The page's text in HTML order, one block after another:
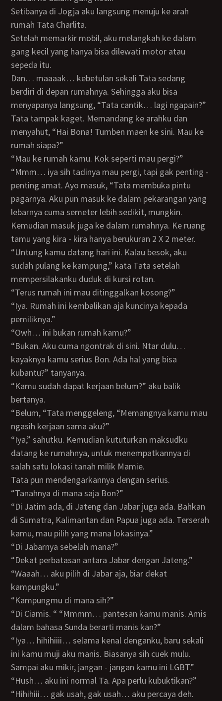
Setibanya di Jogja aku langsung menuju ke arah
rumah Tata Charlita.
Setelah memarkir mobil, aku melangkah ke dalam
gang kecil yang hanya bisa dilewati motor atau
sepeda itu.
Dan… maaaak… kebetulan sekali Tata sedang
berdiri di depan rumahnya. Sehingga aku bisa
menyapanya langsung, “Tata cantik… lagi ngapain?”
Tata tampak kaget. Memandang ke arahku dan
menyahut, “Hai Bona! Tumben maen ke sini. Mau ke
rumah siapa?”
“Mau ke rumah kamu. Kok seperti mau pergi?”
“Mmm… iya sih tadinya mau pergi, tapi gak penting -
penting amat. Ayo masuk, “Tata membuka pintu
pagarnya. Aku pun masuk ke dalam pekarangan yang
lebarnya cuma semeter lebih sedikit, mungkin.
Kemudian masuk juga ke dalam rumahnya. Ke ruang
tamu yang kira - kira hanya berukuran 2 X 2 meter.
“Untung kamu datang hari ini. Kalau besok, aku
sudah pulang ke kampung,” kata Tata setelah
mempersilakanku duduk di kursi rotan.
“Terus rumah ini mau ditinggalkan kosong?”
“Iya. Rumah ini kembalikan aja kuncinya kepada
pemiliknya.”
“Owh… ini bukan rumah kamu?”
“Bukan. Aku cuma ngontrak di sini. Ntar dulu…
kayaknya kamu serius Bon. Ada hal yang bisa
kubantu?” tanyanya.
“Kamu sudah dapat kerjaan belum?” aku balik
bertanya.
“Belum, “Tata menggeleng, “Memangnya kamu mau
ngasih kerjaan sama aku?”
“Iya,” sahutku. Kemudian kututurkan maksudku
datang ke rumahnya, untuk menempatkannya di
salah satu lokasi tanah milik Mamie.
Tata pun mendengarkannya dengan serius.
“Tanahnya di mana saja Bon?”
“Di Jatim ada, di Jateng dan Jabar juga ada. Bahkan
di Sumatra, Kalimantan dan Papua juga ada. Terserah
kamu, mau pilih yang mana lokasinya.”
“Di Jabarnya sebelah mana?”
“Dekat perbatasan antara Jabar dengan Jateng.”
“Waaah… aku pilih di Jabar aja, biar dekat
kampungku.”
“Kampungmu di mana sih?”
“Di Ciamis. “ “Mmmm… pantesan kamu manis. Amis
dalam bahasa Sunda berarti manis kan?”
“Iya… hihihiiii… selama kenal denganku, baru sekali
ini kamu muji aku manis. Biasanya sih cuek mulu.
Sampai aku mikir, jangan - jangan kamu ini LGBT.”
“Hush… aku ini normal Ta. Apa perlu kubuktikan?”
“Hihihiii… gak usah, gak usah… aku percaya deh.